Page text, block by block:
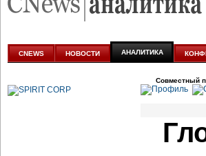
аналитике
CNEWS НОВОСТИ АНАЛИТИКА
Совместный